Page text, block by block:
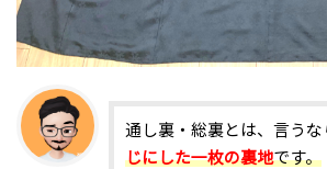
通し裏・総裏とは、言うな
じにした一枚の裏地です。